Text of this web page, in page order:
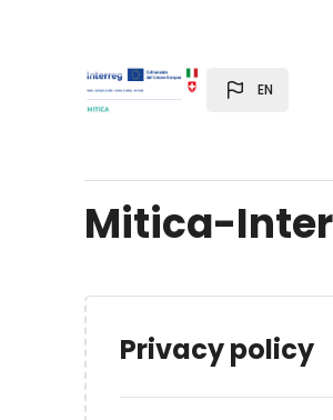
EN
Mitica-
Privacy policy